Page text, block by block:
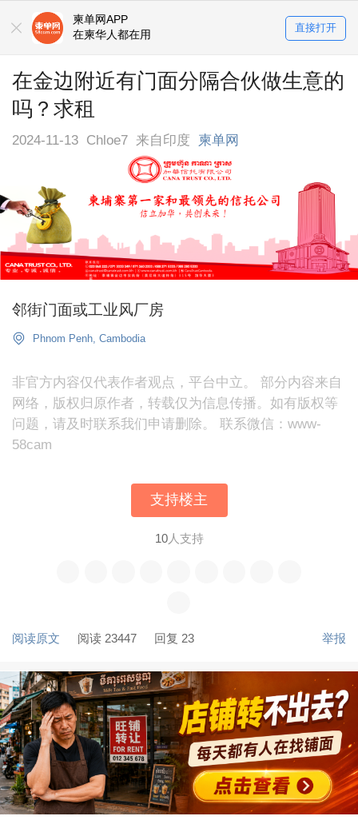
柬单网APP
在柬华人都在用
直接打开
在金边附近有门面分隔合伙做生意的
吗？求租
2024-11-13 Chloe7 来自印度 柬单网
邻街门面或工业风厂房
Phnom Penh, Cambodia
非官方内容仅代表作者观点，平台中立。 部分内容来自
网络，版权归原作者，转载仅为信息传播。如有版权等
问题，请及时联系我们申请删除。 联系微信：www-
58cam
支持楼主
10人支持
阅读原文 阅读 23447 回复 23 举报